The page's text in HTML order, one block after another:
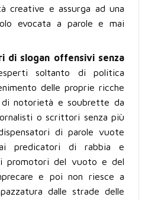
creative e assurga ad una
evocata a parole e mai
di slogan offensivi senza
soltanto di politica
delle proprie ricche
notorietà e soubrette da
o scrittori senza più
di parole vuote
ai predicatori di rabbia e
promotori del vuoto e del
e poi non riesce a
dalle strade delle